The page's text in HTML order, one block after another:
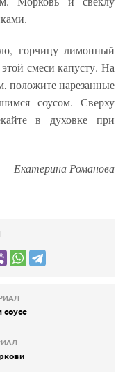
горчицу лимонный
смеси капусту. На
положите нарезанные
соусом. Сверху
в духовке при
Екатерина Романова